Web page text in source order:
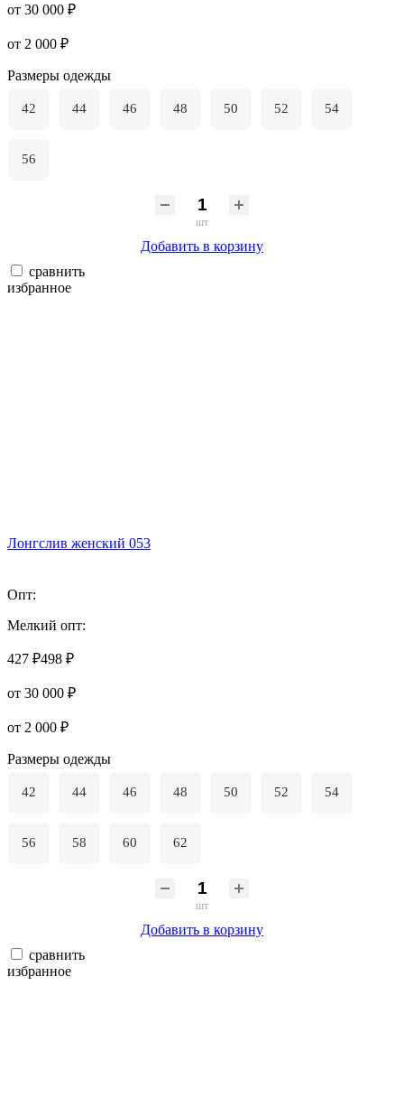
от 30 000 ₽
от 2 000 ₽
Размеры одежды
42 44 46 48 50 52 54
56
шт
Добавить в корзину
сравнить
избранное
Лонгслив женский 053
Опт:
Мелкий опт:
427 ₽498 ₽
от 30 000 ₽
от 2 000 ₽
Размеры одежды
42 44 46 48 50 52 54
56 58 60 62
шт
Добавить в корзину
сравнить
избранное